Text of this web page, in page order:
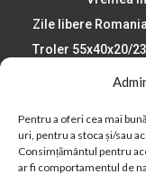
Pentru a oferi cea mai
uri, pentru a stoca și/sau
Consimțământul pentru
ar fi comportamentul de
Zile libere
Troler 55x40x20/23
Paste
Plaje din
Asigurare de